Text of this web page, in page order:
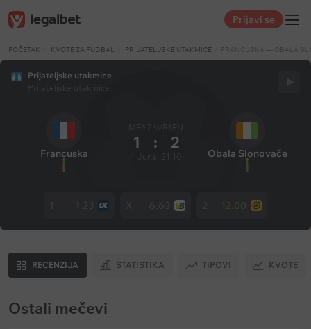
Prijavi se
POČETAK KVOTE ZA FUDBAL PRIJATELJSKE UTAKMICE FRANCUSKA — OBALA
Prijateljske utakmice
Francuska
1 : 2
Obala Slonovače
12.00
RECENZIJA STATISTIKA TIPOVI KVOTE
Ostali mečevi